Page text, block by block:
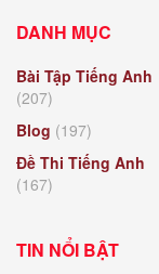
DANH MỤC
Bài Tập Tiếng Anh
(207)
Blog (197)
Đề Thi Tiếng Anh
(167)
TIN NỔI BẬT